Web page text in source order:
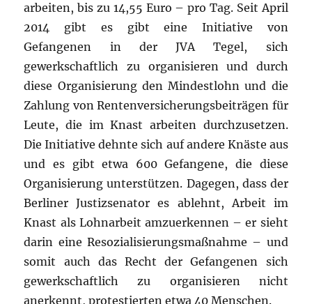
arbeiten, bis zu 14,55 Euro – pro Tag. Seit April
2014 gibt es gibt eine Initiative von
Gefangenen in der JVA Tegel, sich
gewerkschaftlich zu organisieren und durch
diese Organisierung den Mindestlohn und die
Zahlung von Rentenversicherungsbeiträgen für
Leute, die im Knast arbeiten durchzusetzen.
Die Initiative dehnte sich auf andere Knäste aus
und es gibt etwa 600 Gefangene, die diese
Organisierung unterstützen. Dagegen, dass der
Berliner Justizsenator es ablehnt, Arbeit im
Knast als Lohnarbeit amzuerkennen – er sieht
darin eine Resozialisierungsmaßnahme – und
somit auch das Recht der Gefangenen sich
gewerkschaftlich zu organisieren nicht
anerkennt, protestierten etwa 40 Menschen.